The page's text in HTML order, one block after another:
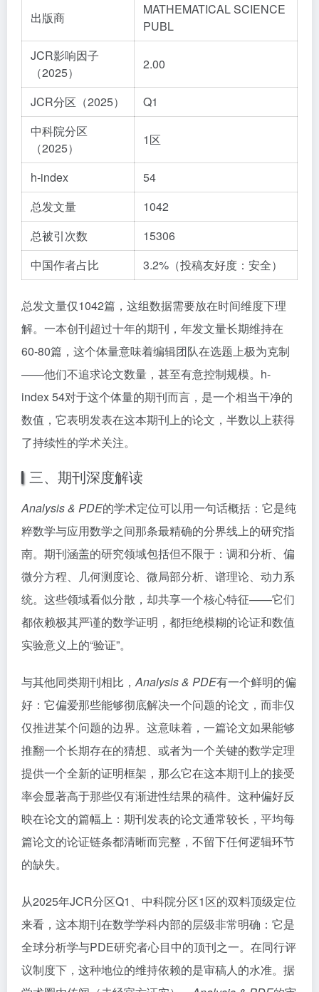
出版商
MATHEMATICAL SCIENCE
PUBL
JCR影响因子
（2025）
2.00
JCR分区（2025）
Q1
中科院分区
（2025）
1区
h-index
54
总发文量
1042
总被引次数
15306
中国作者占比
3.2%（投稿友好度：安全）
总发文量仅1042篇，这组数据需要放在时间维度下理
解。一本创刊超过十年的期刊，年发文量长期维持在
60-80篇，这个体量意味着编辑团队在选题上极为克制
——他们不追求论文数量，甚至有意控制规模。h-
index 54对于这个体量的期刊而言，是一个相当干净的
数值，它表明发表在这本期刊上的论文，半数以上获得
了持续性的学术关注。
三、期刊深度解读
Analysis & PDE的学术定位可以用一句话概括：它是纯
粹数学与应用数学之间那条最精确的分界线上的研究指
南。期刊涵盖的研究领域包括但不限于：调和分析、偏
微分方程、几何测度论、微局部分析、谱理论、动力系
统。这些领域看似分散，却共享一个核心特征——它们
都依赖极其严谨的数学证明，都拒绝模糊的论证和数值
实验意义上的“验证”。
与其他同类期刊相比，Analysis & PDE有一个鲜明的偏
好：它偏爱那些能够彻底解决一个问题的论文，而非仅
仅推进某个问题的边界。这意味着，一篇论文如果能够
推翻一个长期存在的猜想、或者为一个关键的数学定理
提供一个全新的证明框架，那么它在这本期刊上的接受
率会显著高于那些仅有渐进性结果的稿件。这种偏好反
映在论文的篇幅上：期刊发表的论文通常较长，平均每
篇论文的论证链条都清晰而完整，不留下任何逻辑环节
的缺失。
从2025年JCR分区Q1、中科院分区1区的双料顶级定位
来看，这本期刊在数学学科内部的层级非常明确：它是
全球分析学与PDE研究者心目中的顶刊之一。在同行评
议制度下，这种地位的维持依赖的是审稿人的水准。据